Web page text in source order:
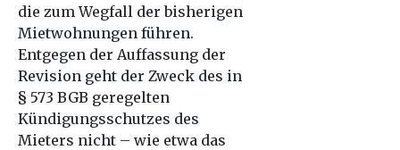
die zum Wegfall der bisherigen
Mietwohnungen führen.
Entgegen der Auffassung der
Revision geht der Zweck des in
§ 573 BGB geregelten
Kündigungsschutzes des
Mieters nicht – wie etwa das